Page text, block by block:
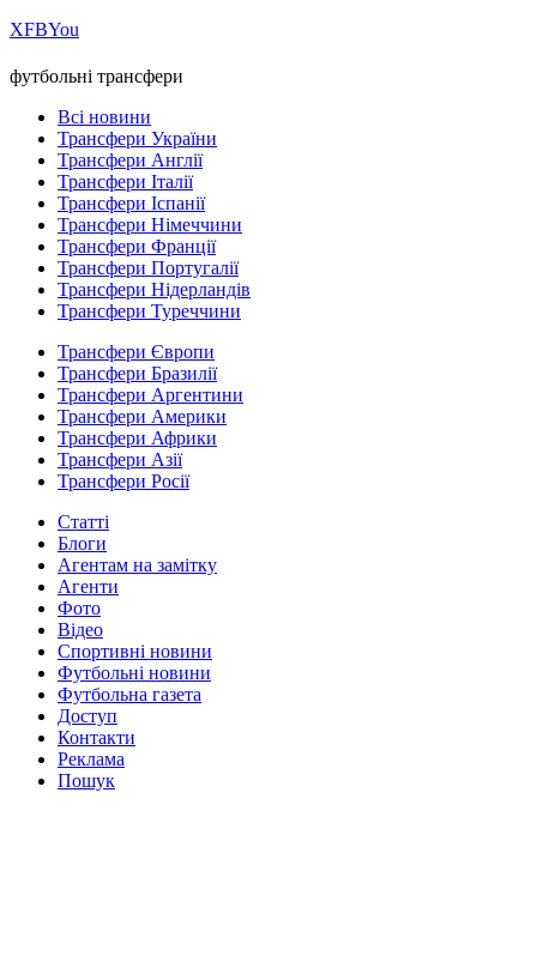
ХFBYou
футбольні трансфери
Всі новини
Трансфери України
Трансфери Англії
Трансфери Італії
Трансфери Іспанії
Трансфери Німеччини
Трансфери Франції
Трансфери Португалії
Трансфери Нідерландів
Трансфери Туреччини
Трансфери Європи
Трансфери Бразилії
Трансфери Аргентини
Трансфери Америки
Трансфери Африки
Трансфери Азії
Трансфери Росії
Статті
Блоги
Агентам на замітку
Агенти
Фото
Відео
Спортивні новини
Футбольні новини
Футбольна газета
Доступ
Контакти
Реклама
Пошук